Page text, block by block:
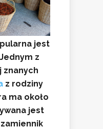
jest
z
znanych
z rodziny
ma około
jest